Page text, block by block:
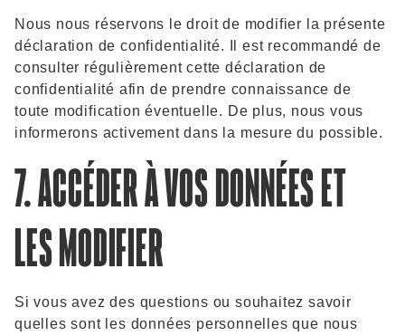
Nous nous réservons le droit de modifier la présente
déclaration de confidentialité. Il est recommandé de
consulter régulièrement cette déclaration de
confidentialité afin de prendre connaissance de
toute modification éventuelle. De plus, nous vous
informerons activement dans la mesure du possible.
7. ACCÉDER À VOS DONNÉES ET
LES MODIFIER
Si vous avez des questions ou souhaitez savoir
quelles sont les données personnelles que nous